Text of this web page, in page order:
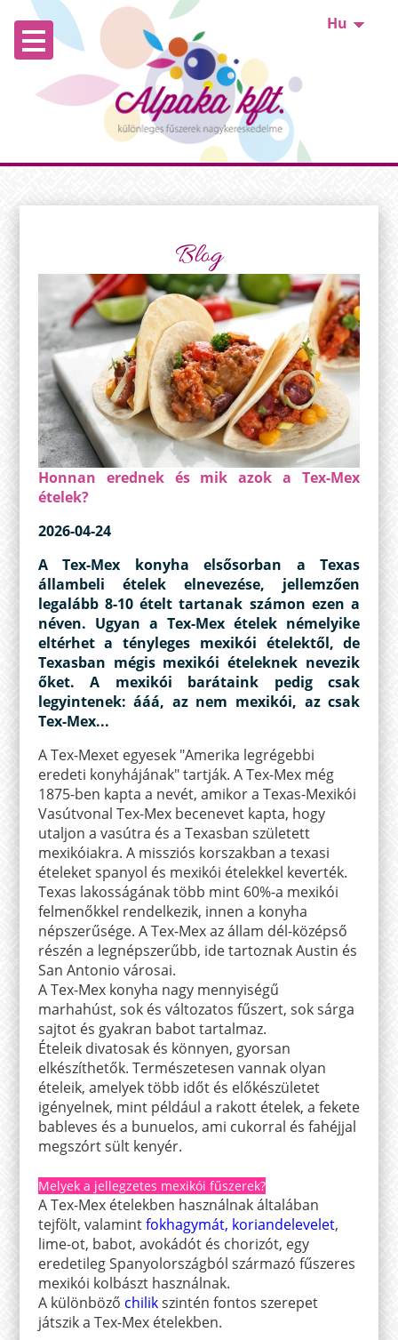
Hu
Blog
Honnan erednek és mik azok a Tex-Mex
ételek?
2026-04-24
A Tex-Mex konyha elsősorban a Texas
állambeli ételek elnevezése, jellemzően
legalább 8-10 ételt tartanak számon ezen a
néven. Ugyan a Tex-Mex ételek némelyike
eltérhet a tényleges mexikói ételektől, de
Texasban mégis mexikói ételeknek nevezik
őket. A mexikói barátaink pedig csak
legyintenek: ááá, az nem mexikói, az csak
Tex-Mex...
A Tex-Mexet egyesek "Amerika legrégebbi
eredeti konyhájának" tartják. A Tex-Mex még
1875-ben kapta a nevét, amikor a Texas-Mexikói
Vasútvonal Tex-Mex becenevet kapta, hogy
utaljon a vasútra és a Texasban született
mexikóiakra. A missziós korszakban a texasi
ételeket spanyol és mexikói ételekkel keverték.
Texas lakosságának több mint 60%-a mexikói
felmenőkkel rendelkezik, innen a konyha
népszerűsége. A Tex-Mex az állam dél-középső
részén a legnépszerűbb, ide tartoznak Austin és
San Antonio városai.
A Tex-Mex konyha nagy mennyiségű
marhahúst, sok és változatos fűszert, sok sárga
sajtot és gyakran babot tartalmaz.
Ételeik divatosak és könnyen, gyorsan
elkészíthetők. Természetesen vannak olyan
ételeik, amelyek több időt és előkészületet
igényelnek, mint például a rakott ételek, a fekete
bableves és a bunuelos, ami cukorral és fahéjjal
megszórt sült kenyér.
Melyek a jellegzetes mexikói fűszerek?
A Tex-Mex ételekben használnak általában
tejfölt, valamintfokhagymát, koriandelevelet,
lime-ot, babot, avokádót és chorizót, egy
eredetileg Spanyolországból származó fűszeres
mexikói kolbászt használnak.
A különböző chilikszintén fontos szerepet
játszik a Tex-Mex ételekben.